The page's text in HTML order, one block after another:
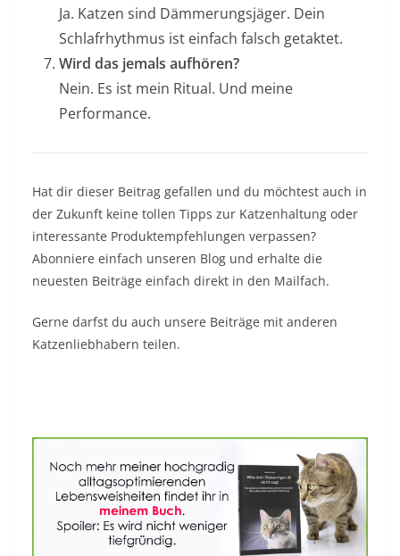
Ja. Katzen sind Dämmerungsjäger. Dein
Schlafrhythmus ist einfach falsch getaktet.
Wird das jemals aufhören?
Nein. Es ist mein Ritual. Und meine
Performance.
Hat dir dieser Beitrag gefallen und du möchtest auch in
der Zukunft keine tollen Tipps zur Katzenhaltung oder
interessante Produktempfehlungen verpassen?
Abonniere einfach unseren Blog und erhalte die
neuesten Beiträge einfach direkt in den Mailfach.
Gerne darfst du auch unsere Beiträge mit anderen
Katzenliebhabern teilen.